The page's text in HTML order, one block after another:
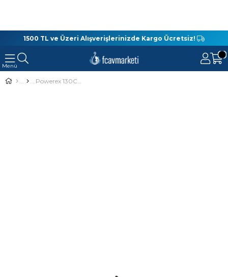
1500 TL ve Üzeri Alışverişlerinizde Kargo Ücretsiz!
Powerex 130Cm Boy 50 Cm. Çaplı Şamandıralı İp Hapis-Livar,Sepet